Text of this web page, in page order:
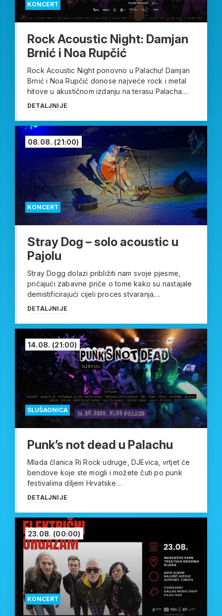
KONCERT
Rock Acoustic Night: Damjan
Brnić i Noa Rupčić
Rock Acoustic Night ponovno u Palachu! Damjan
Brnić i Noa Rupčić donose najveće rock i metal
hitove u akustičnom izdanju na terasu Palacha....
DETALJNIJE
KONCERT
08.08. (21:00)
Stray Dog – solo acoustic u
Pajolu
Stray Dogg dolazi približiti nam svoje pjesme,
pričajući zabavne priče o tome kako su nastajale
demistificirajući cijeli proces stvaranja....
DETALJNIJE
SLUŠAONICA
14.08. (21:00)
Punk’s not dead u Palachu
Mlada članica Ri Rock udruge, DJEvica, vrtjet će
bendove koje ste mogli i možete čuti po punk
festivalima diljem Hrvatske...
DETALJNIJE
KONCERT
23.08. (00:00)